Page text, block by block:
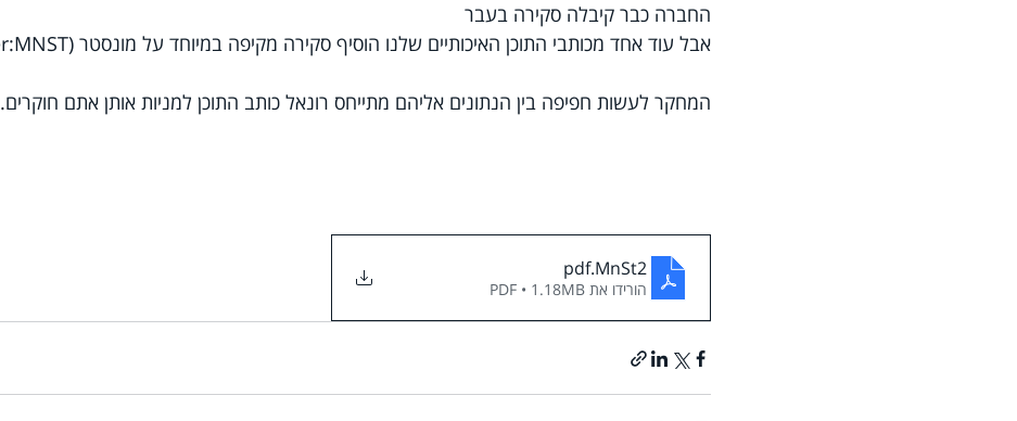
החברה כבר קיבלה סקירה בעבר
אבל עוד אחד מכותבי התוכן האיכותיים שלנו הוסיף סקירה מקיפה במיוחד על מונסטר (Ticker:MNST)
המחקר לעשות חפיפה בין הנתונים אליהם מתייחס רונאל כותב התוכן למניות אותן אתם חוקרים.
MnSt2
.pdf
הורידו את PDF • 1.18MB